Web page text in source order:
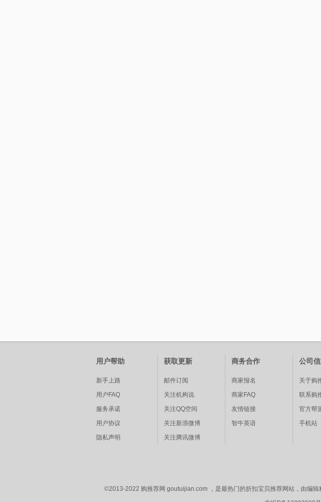
用户帮助
新手上路
用户FAQ
服务承诺
用户协议
隐私声明
获取更新
邮件订阅
关注机构说
关注QQ空间
关注新浪微博
关注腾讯微博
商务合作
商家报名
商家FAQ
友情链接
智牛英语
公司
关于购
联系购
官方帮
手机站
©2013-2022 购推荐网 goutuijian.com ，是最热门的折扣宝贝推荐网站，由编